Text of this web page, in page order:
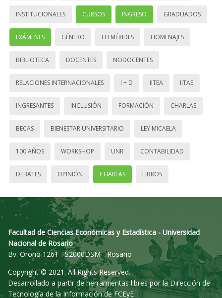
INSTITUCIONALES CURSOS INGRESO GRADUADOS
EXÁMENES GÉNERO EFEMÉRIDES HOMENAJES
BIBLIOTECA DOCENTES NODOCENTES
RELACIONES INTERNACIONALES I + D IITEA IITAE
INGRESANTES INCLUSIÓN FORMACIÓN CHARLAS
BECAS BIENESTAR UNIVERSITARIO LEY MICAELA
100 AÑOS WORKSHOP UNR CONTABILIDAD
DEBATES OPINIÓN CHARLAS LIBROS
Facultad de Ciencias Económicas y Estadística - Universidad
Nacional de Rosario
Bv. Oroño 1261 - S2000DSM - Rosario
Copyright © 2021. All Rights Reserved.
Desarrollado a partir de herramientas libres por la Dirección de
Tecnología de la Información de FCEyE